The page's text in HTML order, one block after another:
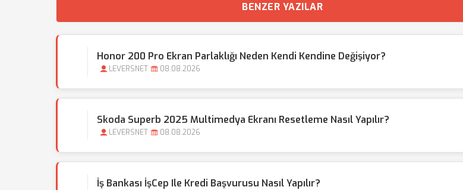
BENZER YAZILAR
Honor 200 Pro Ekran Parlaklığı Neden Kendi Kendine Değişiyor?
LEVERSNET 08.08.2026
Skoda Superb 2025 Multimedya Ekranı Resetleme Nasıl Yapılır?
LEVERSNET 08.08.2026
İş Bankası İşCep Ile Kredi Başvurusu Nasıl Yapılır?